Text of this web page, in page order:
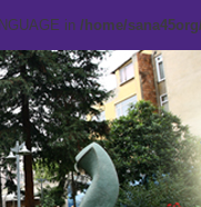
in /home/